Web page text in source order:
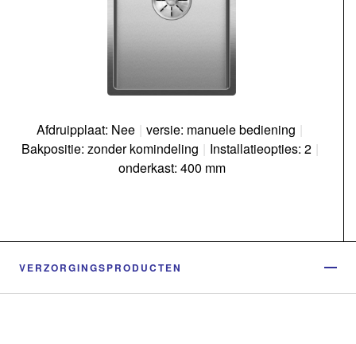
Afdruipplaat: Nee | versie: manuele bediening |
Bakpositie: zonder komindeling | Installatieopties: 2 |
onderkast: 400 mm
VERZORGINGSPRODUCTEN